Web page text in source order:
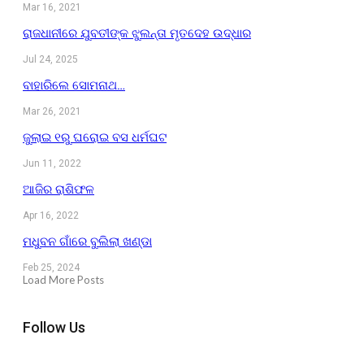
Mar 16, 2021
ରାଜଧାନୀରେ ଯୁବତୀଙ୍କ ଝୁଲନ୍ତା ମୃତଦେହ ଉଦ୍ଧାର
Jul 24, 2025
ବାହାରିଲେ ସୋମନାଥ…
Mar 26, 2021
ଜୁଲାଇ ୧ରୁ ଘରୋଇ ବସ ଧର୍ମଘଟ
Jun 11, 2022
ଆଜିର ରାଶିଫଳ
Apr 16, 2022
ମଧୁବନ ଗାଁରେ ବୁଲିଲା ଖଣ୍ଡା
Feb 25, 2024
Load More Posts
Follow Us